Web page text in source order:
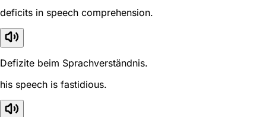
deficits in speech comprehension.
Defizite beim Sprachverständnis.
his speech is fastidious.